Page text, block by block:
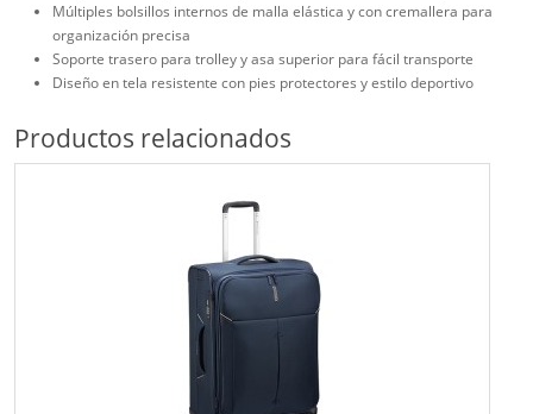
Múltiples bolsillos internos de malla elástica y con cremallera para
organización precisa
Soporte trasero para trolley y asa superior para fácil transporte
Diseño en tela resistente con pies protectores y estilo deportivo
Productos relacionados